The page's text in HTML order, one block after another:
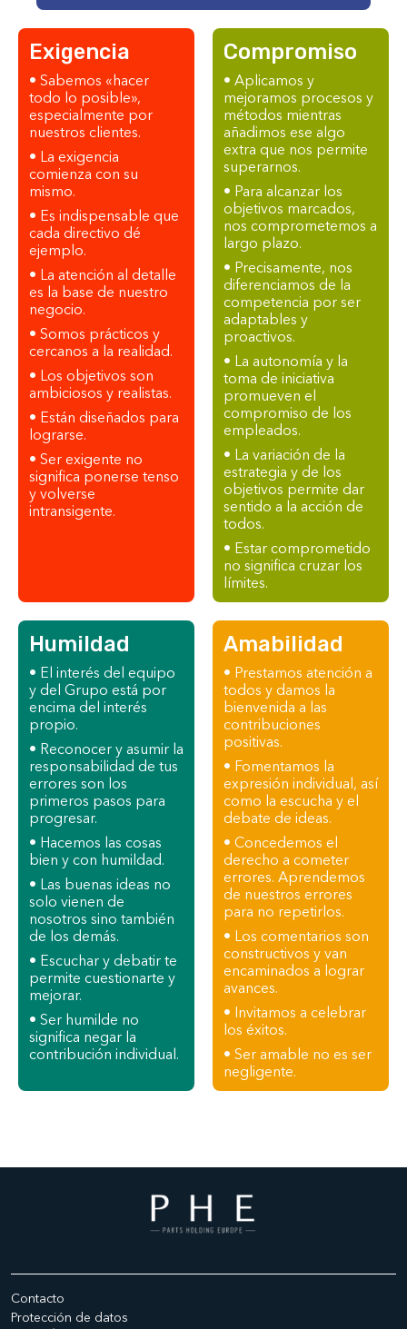
Exigencia
• Sabemos «hacer
todo lo posible»,
especialmente por
nuestros clientes.
• La exigencia
comienza con su
mismo.
• Es indispensable que
cada directivo dé
ejemplo.
• La atención al detalle
es la base de nuestro
negocio.
• Somos prácticos y
cercanos a la realidad.
• Los objetivos son
ambiciosos y realistas.
• Están diseñados para
lograrse.
• Ser exigente no
significa ponerse tenso
y volverse
intransigente.
Compromiso
• Aplicamos y
mejoramos procesos y
métodos mientras
añadimos ese algo
extra que nos permite
superarnos.
• Para alcanzar los
objetivos marcados,
nos comprometemos a
largo plazo.
• Precisamente, nos
diferenciamos de la
competencia por ser
adaptables y
proactivos.
• La autonomía y la
toma de iniciativa
promueven el
compromiso de los
empleados.
• La variación de la
estrategia y de los
objetivos permite dar
sentido a la acción de
todos.
• Estar comprometido
no significa cruzar los
límites.
Humildad
• El interés del equipo
y del Grupo está por
encima del interés
propio.
• Reconocer y asumir la
responsabilidad de tus
errores son los
primeros pasos para
progresar.
• Hacemos las cosas
bien y con humildad.
• Las buenas ideas no
solo vienen de
nosotros sino también
de los demás.
• Escuchar y debatir te
permite cuestionarte y
mejorar.
• Ser humilde no
significa negar la
contribución individual.
Amabilidad
• Prestamos atención a
todos y damos la
bienvenida a las
contribuciones
positivas.
• Fomentamos la
expresión individual, así
como la escucha y el
debate de ideas.
• Concedemos el
derecho a cometer
errores. Aprendemos
de nuestros errores
para no repetirlos.
• Los comentarios son
constructivos y van
encaminados a lograr
avances.
• Invitamos a celebrar
los éxitos.
• Ser amable no es ser
negligente.
Contacto
Protección de datos